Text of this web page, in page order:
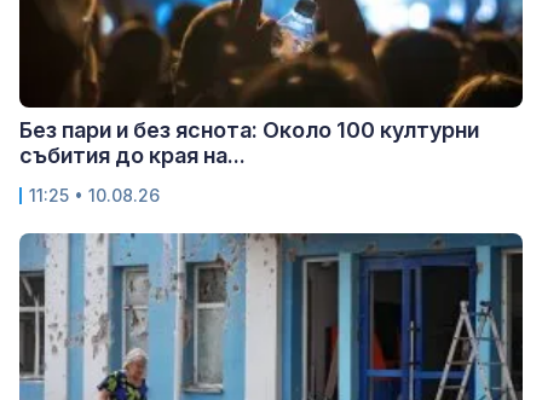
Без пари и без яснота: Около 100 културни
събития до края на...
11:25 • 10.08.26